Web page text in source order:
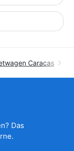
Caracas
Das